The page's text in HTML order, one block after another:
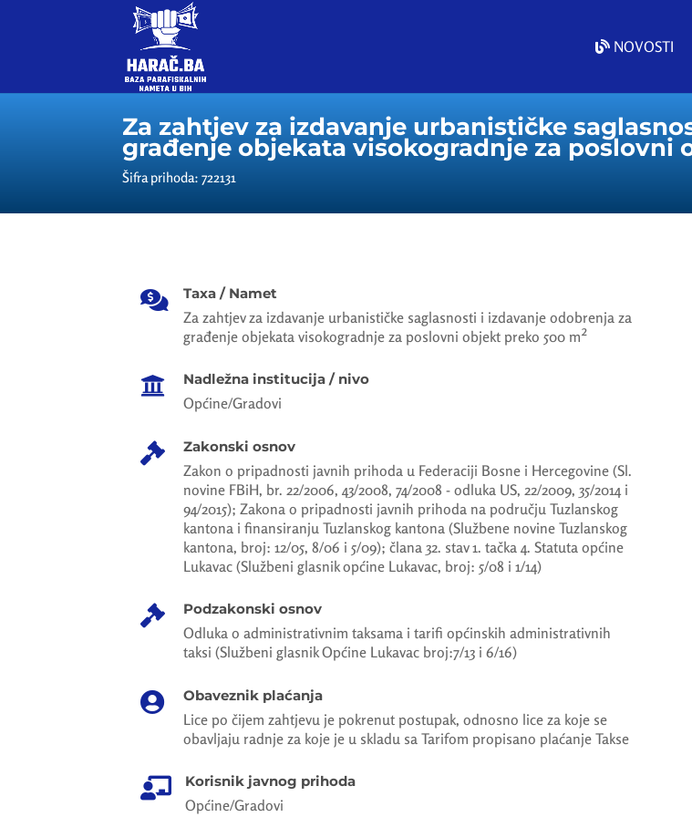
NOVOSTI
Za zahtjev za izdavanje urbanističke
građenje objekata visokogradnje za poslovni
Šifra prihoda: 722131
 Taxa / Namet
Za zahtjev za izdavanje urbanističke saglasnosti i izdavanje odobrenja za
građenje objekata visokogradnje za poslovni objekt preko 500 m²
 Nadležna institucija / nivo
Općine/Gradovi
 Zakonski osnov
Zakon o pripadnosti javnih prihoda u Federaciji Bosne i Hercegovine (Sl.
novine FBiH, br. 22/2006, 43/2008, 74/2008 - odluka US, 22/2009, 35/2014 i
94/2015); Zakona o pripadnosti javnih prihoda na području Tuzlanskog
kantona i finansiranju Tuzlanskog kantona (Službene novine Tuzlanskog
kantona, broj: 12/05, 8/06 i 5/09); člana 32. stav 1. tačka 4. Statuta općine
Lukavac (Službeni glasnik općine Lukavac, broj: 5/08 i 1/14)
 Podzakonski osnov
Odluka o administrativnim taksama i tarifi općinskih administrativnih
taksi (Službeni glasnik Općine Lukavac broj:7/13 i 6/16)
 Obaveznik plaćanja
Lice po čijem zahtjevu je pokrenut postupak, odnosno lice za koje se
obavljaju radnje za koje je u skladu sa Tarifom propisano plaćanje Takse
 Korisnik javnog prihoda
Općine/Gradovi